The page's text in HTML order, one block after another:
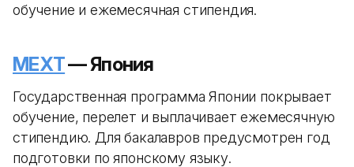
обучение и ежемесячная стипендия.
MEXT— Япония
Государственная программа Японии покрывает
обучение, перелет и выплачивает ежемесячную
стипендию. Для бакалавров предусмотрен год
подготовки по японскому языку.